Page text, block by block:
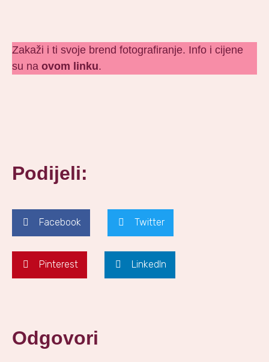
Zakaži i ti svoje brend fotografiranje. Info i cijene
su na ovom linku.
Podijeli:
Facebook Twitter
Pinterest LinkedIn
Odgovori